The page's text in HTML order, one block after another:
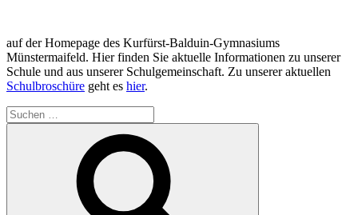
auf der Homepage des Kurfürst-Balduin-Gymnasiums
Münstermaifeld. Hier finden Sie aktuelle Informationen zu unserer
Schule und aus unserer Schulgemeinschaft. Zu unserer aktuellen
Schulbroschüre geht es hier.
Suchen
nach: